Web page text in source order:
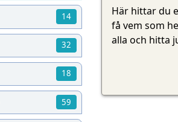
14
32
18
59
Här hittar du
få vem som
alla och hitta